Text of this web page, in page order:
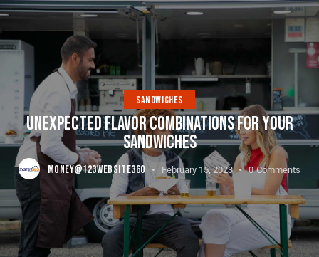
SANDWICHES
UNEXPECTED FLAVOR COMBINATIONS FOR YOUR
SANDWICHES
MONEY@123WEBSITE360 February 15, 2023 0 Comments